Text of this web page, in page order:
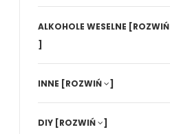
ALKOHOLE WESELNE [ROZWIŃ
]
INNE [ROZWIŃ ]
DIY [ROZWIŃ ]